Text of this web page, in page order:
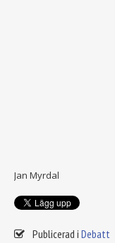
Jan Myrdal
Publicerad i Debatt